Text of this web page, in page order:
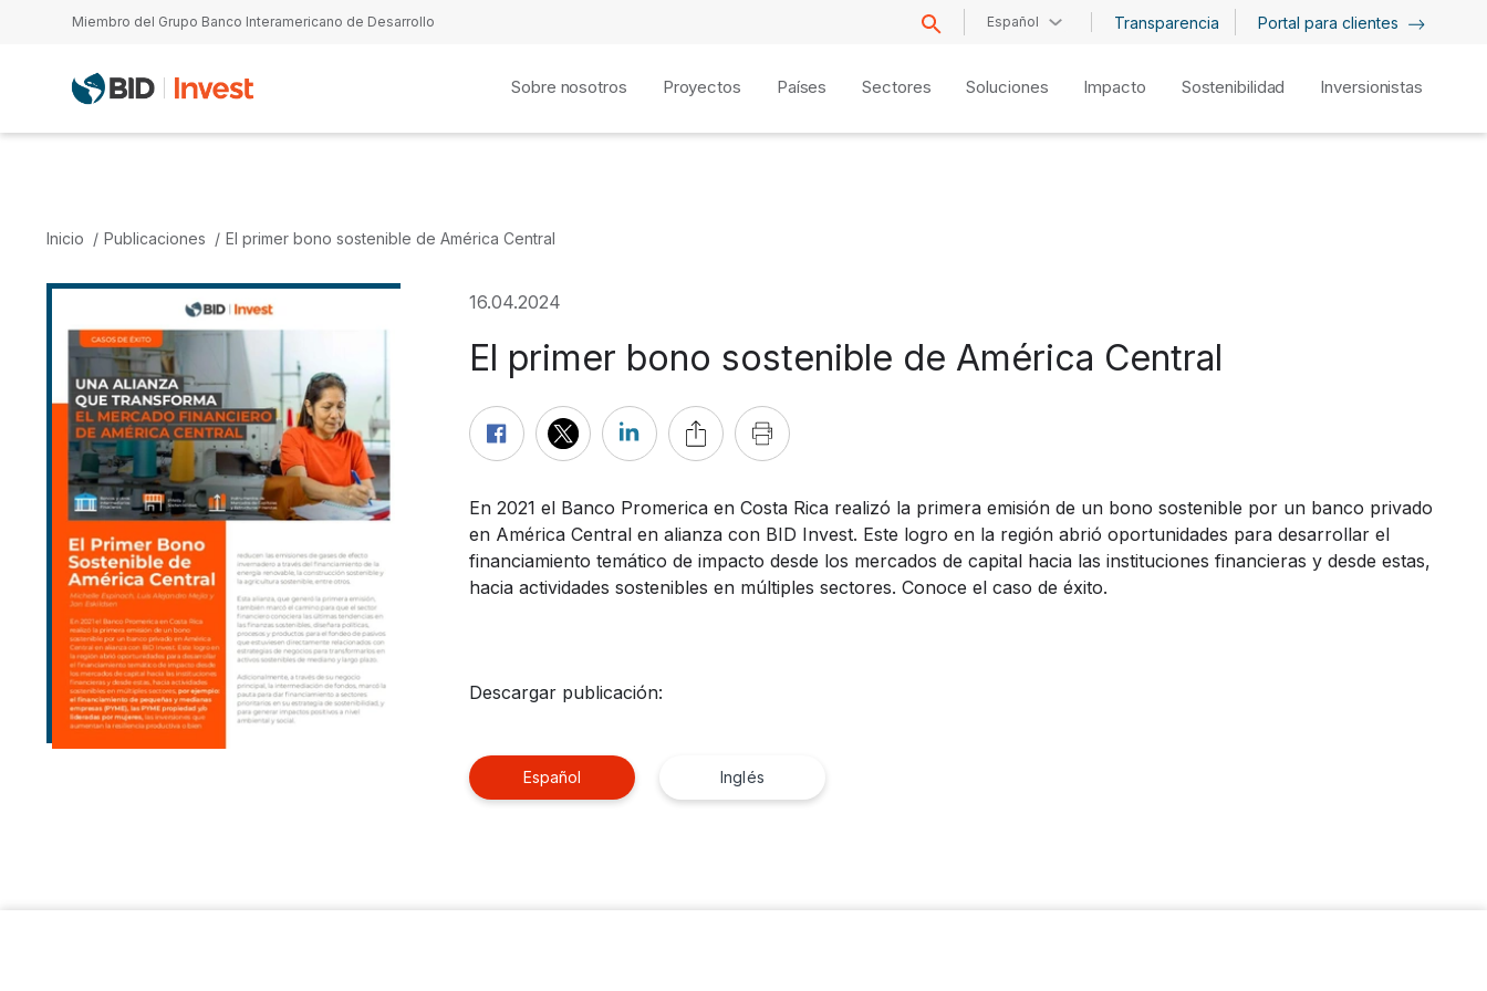
Pasar al contenido principal
Miembro del Grupo Banco Interamericano de Desarrollo Español Transparencia Portal para clientes
Sobre nosotros Proyectos Países Sectores Soluciones Impacto Sostenibilidad Inversionistas
Inicio Publicaciones El primer bono sostenible de América Central
16.04.2024
El primer bono sostenible de América Central
En 2021 el Banco Promerica en Costa Rica realizó la primera emisión de un bono sostenible por un banco privado
en América Central en alianza con BID Invest. Este logro en la región abrió oportunidades para desarrollar el
financiamiento temático de impacto desde los mercados de capital hacia las instituciones financieras y desde estas,
hacia actividades sostenibles en múltiples sectores. Conoce el caso de éxito.
Descargar publicación:
Inglés
Español